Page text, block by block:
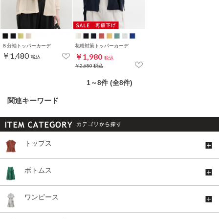
８分袖トッパーカーデ
￥1,480 税込
花粉対策トッパーカーデ
￥1,980 税込
￥2,680税込
1～8件 (全8件)
関連キーワード
トップス
ボトムス
ワンピース